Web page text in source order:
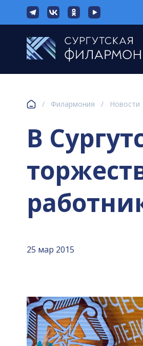
/ Филармония / Новости
В
25 мар 2015